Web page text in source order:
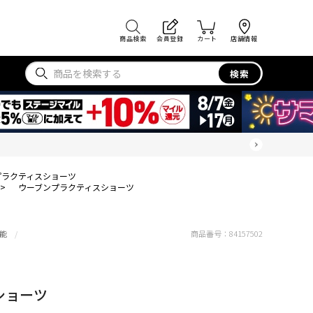
商品検索 会員登録 カート 店舗情報
検索
クティスショーツ
>
ウーブンプラクティスショーツ
ョーツ
商品番号： 84157502